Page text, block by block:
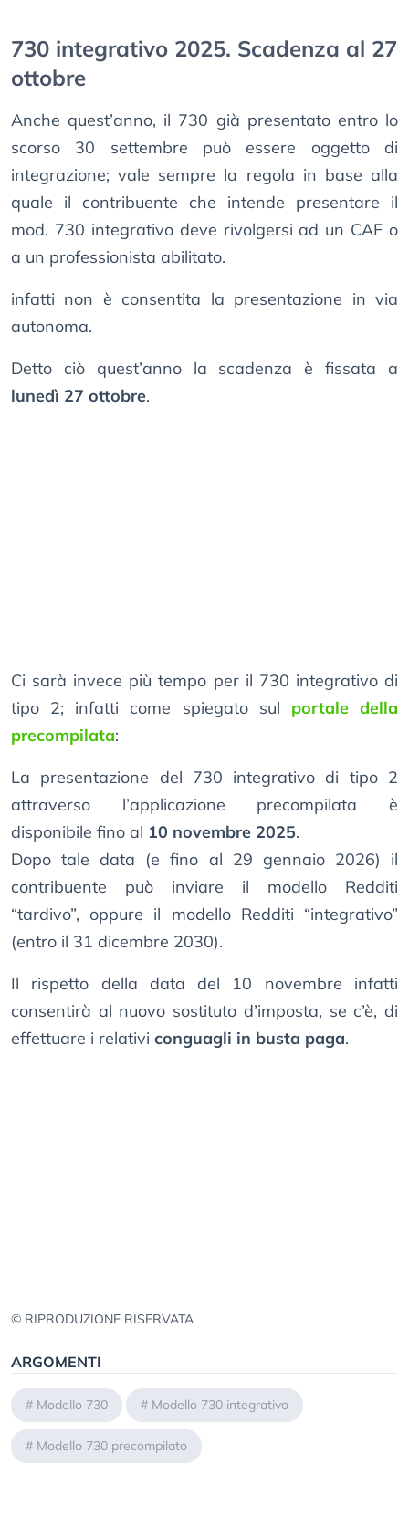
730 integrativo 2025. Scadenza al 27
ottobre
Anche quest’anno, il 730 già presentato entro lo
scorso 30 settembre può essere oggetto di
integrazione; vale sempre la regola in base alla
quale il contribuente che intende presentare il
mod. 730 integrativo deve rivolgersi ad un CAF o
a un professionista abilitato.
infatti non è consentita la presentazione in via
autonoma.
Detto ciò quest’anno la scadenza è fissata a
lunedì 27 ottobre.
Ci sarà invece più tempo per il 730 integrativo di
tipo 2; infatti come spiegato sul portale della
precompilata:
La presentazione del 730 integrativo di tipo 2
attraverso l’applicazione precompilata è
disponibile fino al 10 novembre 2025.
Dopo tale data (e fino al 29 gennaio 2026) il
contribuente può inviare il modello Redditi
“tardivo”, oppure il modello Redditi “integrativo”
(entro il 31 dicembre 2030).
Il rispetto della data del 10 novembre infatti
consentirà al nuovo sostituto d’imposta, se c’è, di
effettuare i relativi conguagli in busta paga.
© RIPRODUZIONE RISERVATA
ARGOMENTI
# Modello 730 # Modello 730 integrativo
# Modello 730 precompilato